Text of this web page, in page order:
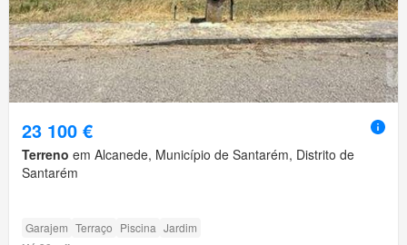
23 100 €
Terreno em Alcanede, Município de Santarém, Distrito de
Santarém
Garajem Terraço Piscina Jardim